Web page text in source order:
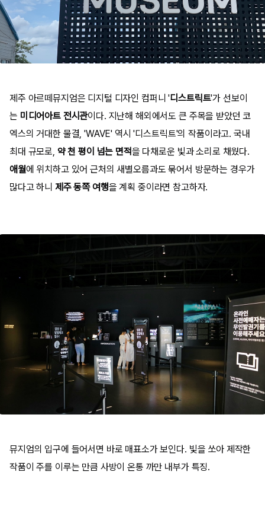
제주 아르떼뮤지엄은 디지털 디자인 컴퍼니 '디스트릭트'가 선보이
는 미디어아트 전시관이다. 지난해 해외에서도 큰 주목을 받았던 코
엑스의 거대한 물결, 'WAVE' 역시 '디스트릭트'의 작품이라고. 국내
최대 규모로, 약 천 평이 넘는 면적을 다채로운 빛과 소리로 채웠다.
애월에 위치하고 있어 근처의 새별오름과도 묶어서 방문하는 경우가
많다고 하니 제주 동쪽 여행을 계획 중이라면 참고하자.
뮤지엄의 입구에 들어서면 바로 매표소가 보인다. 빛을 쏘아 제작한
작품이 주를 이루는 만큼 사방이 온통 까만 내부가 특징.